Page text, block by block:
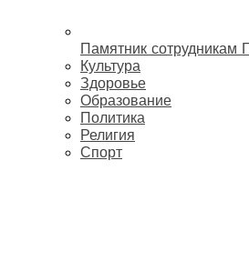
Памятник сотрудникам
Культура
Здоровье
Образование
Политика
Религия
Спорт